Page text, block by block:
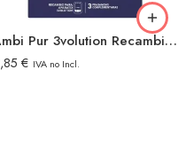
Ambi Pur 3volution Recambio Frescor Abril
€ IVA no Incl.